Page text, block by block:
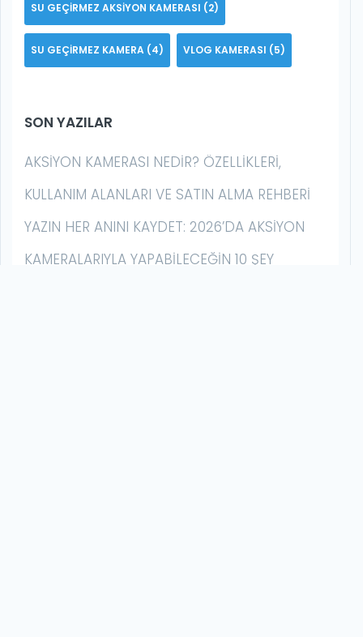
SU GEÇIRMEZ AKSIYON KAMERASI (2)
SU GEÇIRMEZ KAMERA (4) VLOG KAMERASI (5)
SON YAZILAR
AKSIYON KAMERASI NEDIR? ÖZELLIKLERI,
KULLANIM ALANLARI VE SATIN ALMA REHBERI
YAZIN HER ANINI KAYDET: 2026’DA AKSIYON
KAMERALARIYLA YAPABILECEĞIN 10 ŞEY